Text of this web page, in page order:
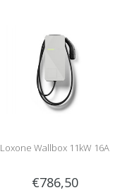
Loxone Wallbox 11kW 16A
€786,50